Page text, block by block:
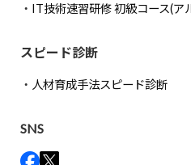
IT技術速習研修 初級コース(ア
スピード診断
人材育成手法スピード診断
SNS